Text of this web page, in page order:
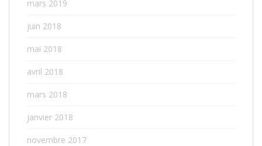
mars 2019
juin 2018
mai 2018
avril 2018
mars 2018
janvier 2018
novembre 2017